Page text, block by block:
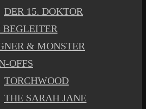
DER 15. DOKTOR
BEGLEITER
& MONSTER
OFFS
TORCHWOOD
THE SARAH JANE